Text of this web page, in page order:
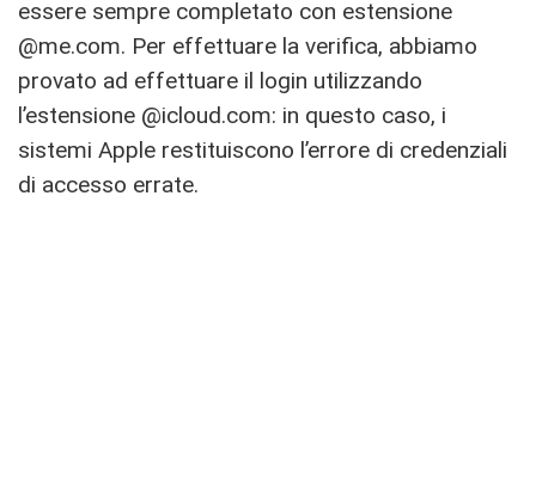
essere sempre completato con estensione
@me.com. Per effettuare la verifica, abbiamo
provato ad effettuare il login utilizzando
l’estensione @icloud.com: in questo caso, i
sistemi Apple restituiscono l’errore di credenziali
di accesso errate.